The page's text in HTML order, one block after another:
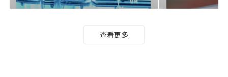
查看更多